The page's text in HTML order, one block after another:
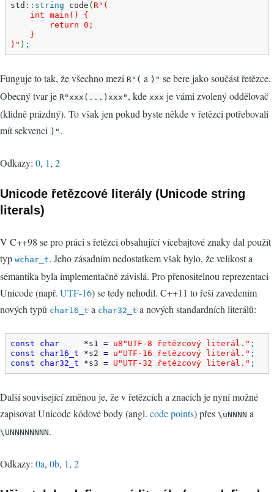
std :: string code ( R"(
    int main() {
        return 0;
    }
)" ) ;
Funguje to tak, že všechno mezi R"( a )" se bere jako součást řetězce.
Obecný tvar je R"xxx(...)xxx" , kde xxx je vámi zvolený oddělovač
(klidně prázdný). To však jen pokud byste někde v řetězci potřebovali
mít sekvenci )" .
Odkazy: 0, 1, 2
Unicode řetězcové literály (Unicode string
literals)
V C++98 se pro práci s řetězci obsahující vícebajtové znaky dal použít
typ wchar_t. Jeho zásadním nedostatkem však bylo, že velikost a
sémantika byla implementačně závislá. Pro přenositelnou reprezentaci
Unicode (např. UTF-16) se tedy nehodil. C++11 to řeší zavedením
nových typů char16_t a char32_t a nových standardních literálů:
const char *s1 = u8 "UTF-8 řetězcový literál." ;
const
char16_t *s2 = u "UTF-16 řetězcový literál." ;
const
char32_t *s3 = U "UTF-32 řetězcový literál." ;
Další související změnou je, že v řetězcích a znacích je nyní možné
zapisovat Unicode kódové body (angl. code points) přes \uNNNN a
\UNNNNNNNN.
Odkazy: 0a, 0b, 1, 2